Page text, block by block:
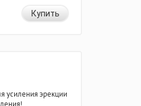
Купить
усиления эрекции